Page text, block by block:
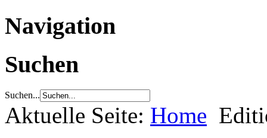
Navigation
Suchen
Suchen...
Aktuelle Seite: Home